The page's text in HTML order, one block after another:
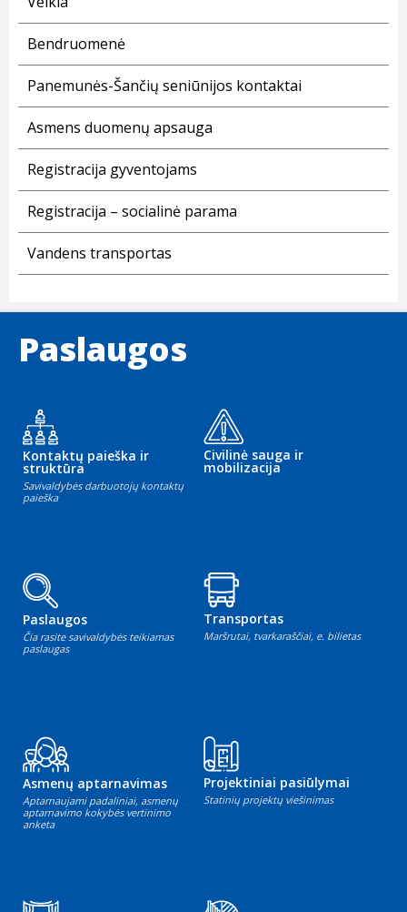
Bendruomenė
Panemunės-Šančių seniūnijos kontaktai
Asmens duomenų apsauga
Registracija gyventojams
Registracija – socialinė parama
Vandens transportas
Paslaugos
Kontaktų paieška ir
struktūra
Savivaldybės darbuotojų kontaktų
paieška
Civilinė sauga ir
mobilizacija
Paslaugos
Čia rasite savivaldybės teikiamas
paslaugas
Transportas
Maršrutai, tvarkaraščiai, e. bilietas
Asmenų aptarnavimas
Aptarnaujami padaliniai, asmenų
aptarnavimo kokybės vertinimo
anketa
Projektiniai pasiūlymai
Statinių projektų viešinimas